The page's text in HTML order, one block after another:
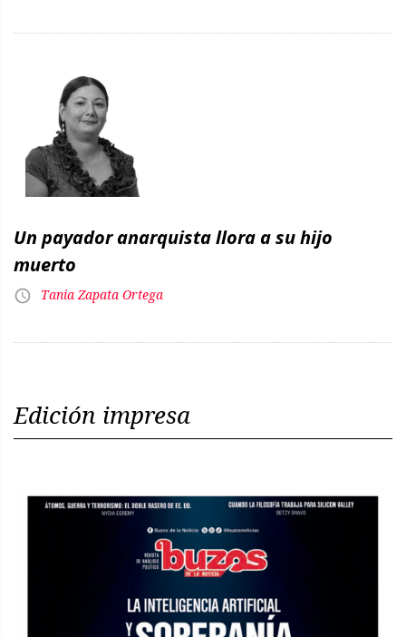
Un payador anarquista llora a su hijo
muerto
Tania Zapata Ortega
Edición impresa